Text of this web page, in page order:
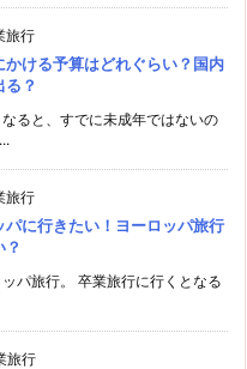
旅行
かける予算はどれぐらい？国内
る？
ると、すでに未成年ではないの
旅行
に行きたい！ヨーロッパ旅行
パ旅行。 卒業旅行に行くとなる
旅行